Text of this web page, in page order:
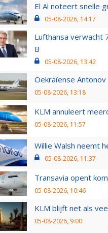
El Al noteert snelle
05-08-2026, 14:17
Lufthansa verwacht
B
05-08-2026, 13:42
Oekraïense
05-08-2026, 13:18
KLM annuleert
05-08-2026, 11:57
Willie Walsh neemt
05-08-2026, 11:37
Transavia opent
05-08-2026, 10:46
KLM blijft net als
05-08-2026, 9:00